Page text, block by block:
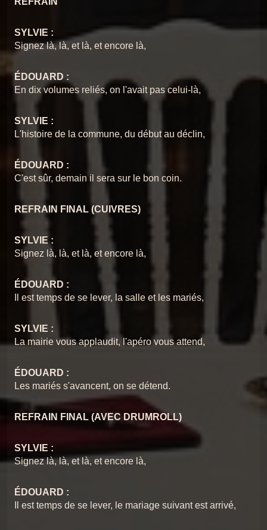
SYLVIE :
Signez là, là, et là, et encore là,
ÉDOUARD :
En dix volumes reliés, on l'avait pas celui-là,
SYLVIE :
L'histoire de la commune, du début au déclin,
ÉDOUARD :
C'est sûr, demain il sera sur le bon coin.
REFRAIN FINAL (CUIVRES)
SYLVIE :
Signez là, là, et là, et encore là,
ÉDOUARD :
Il est temps de se lever, la salle et les mariés,
SYLVIE :
La mairie vous applaudit, l'apéro vous attend,
ÉDOUARD :
Les mariés s'avancent, on se détend.
REFRAIN FINAL (AVEC DRUMROLL)
SYLVIE :
Signez là, là, et là, et encore là,
ÉDOUARD :
Il est temps de se lever, le mariage suivant est arrivé,